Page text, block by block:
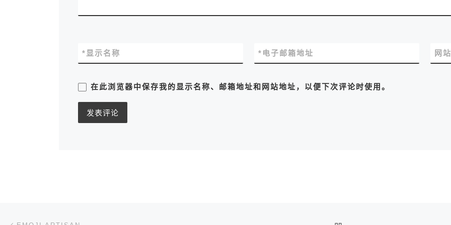
显示名称
* 电子邮箱地址
* 网
在此浏览器中保存我的显示名称、邮箱地址和网站地址，以便下次评论时使用。
文章导航